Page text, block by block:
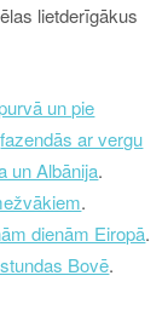
lietderīgākus
un pie
fazendās ar vergu
un Albānija.
.
dienām Eiropā.
Bovē.